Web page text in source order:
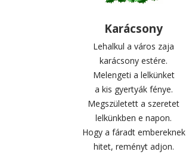
Karácsony
Lehalkul a város zaja
karácsony estére.
Melengeti a lelkünket
a kis gyertyák fénye.
Megszületett a szeretet
lelkünkben e napon.
Hogy a fáradt embereknek
hitet, reményt adjon.